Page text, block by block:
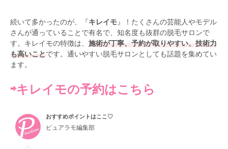
続いて多かったのが、『キレイモ』！たくさんの芸能人やモデル
さんが通っていることで有名で、知名度も抜群の脱毛サロンで
す。キレイモの特徴は、 施術が丁寧、予約が取りやすい、技術力
も高いことです。通いやすい脱毛サロンとしても話題を集めてい
ます。
⇨キレイモの予約はこちら
おすすめポイントはここ♡
ピュアラモ編集部